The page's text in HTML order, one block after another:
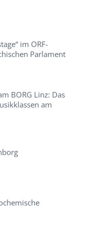
im ORF-
Parlament
BORG Linz: Das
am